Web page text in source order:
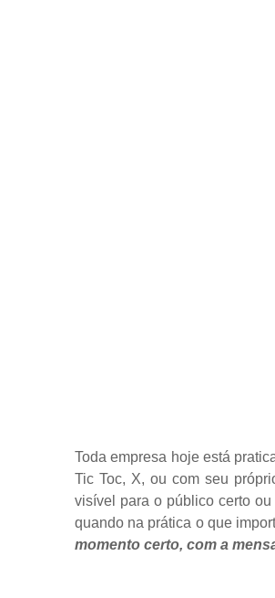
Toda empresa hoje está
Tic Toc, X, ou com seu
visível para o público certo
quando na prática o que
momento certo, com a